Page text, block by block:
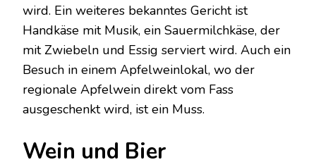
wird. Ein weiteres bekanntes Gericht ist
Handkäse mit Musik, ein Sauermilchkäse, der
mit Zwiebeln und Essig serviert wird. Auch ein
Besuch in einem Apfelweinlokal, wo der
regionale Apfelwein direkt vom Fass
ausgeschenkt wird, ist ein Muss.
Wein und Bier